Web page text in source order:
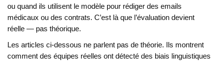
ou quand ils utilisent le modèle pour rédiger des emails
médicaux ou des contrats. C’est là que l’évaluation devient
réelle — pas théorique.
Les articles ci-dessous ne parlent pas de théorie. Ils montrent
comment des équipes réelles ont détecté des biais linguistiques